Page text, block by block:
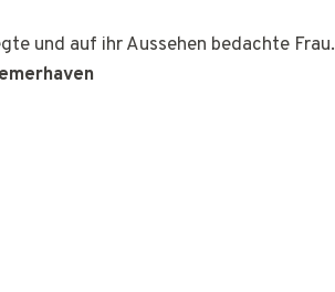
und auf ihr Aussehen bedachte Frau.